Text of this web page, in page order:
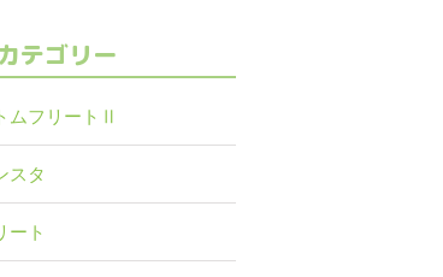
カテゴリー
ムフリートⅡ
スタ
ート